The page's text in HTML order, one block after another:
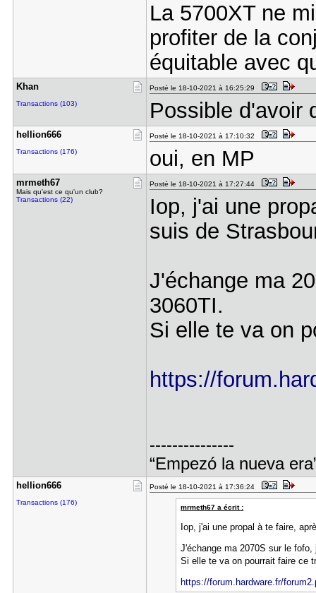
La 5700XT ne
profiter de la
équitable avec
Khan
Transactions (103)
Posté le 18-10-2021 à 16:25:29
Possible d'avoir
hellion666
Transactions (176)
Posté le 18-10-2021 à 17:10:32
oui, en MP
mrmeth67
Mais qu'est ce qu'un club?
Transactions (22)
Posté le 18-10-2021 à 17:27:44
Iop, j'ai une
suis de
J'échange ma
3060TI.
Si elle te va on
https://
---------------
“Empezó la nueva
hellion666
Transactions (176)
Posté le 18-10-2021 à 17:36:24
mrmeth67 a écrit :
Iop, j'ai une propal à te faire,
J'échange ma 2070S sur le
Si elle te va on pourrait faire ce
https://forum.hardware.fr/